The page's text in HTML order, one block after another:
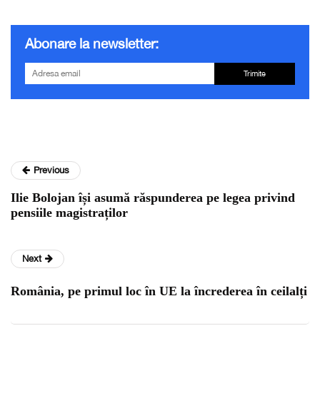
Abonare la newsletter:
Trimite
Previous
Ilie Bolojan își asumă răspunderea pe legea privind
pensiile magistraților
Next
România, pe primul loc în UE la încrederea în ceilalți